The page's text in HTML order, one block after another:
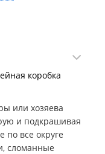
коробка
или хозяева
и подкрашивая
по все округе
сломанные